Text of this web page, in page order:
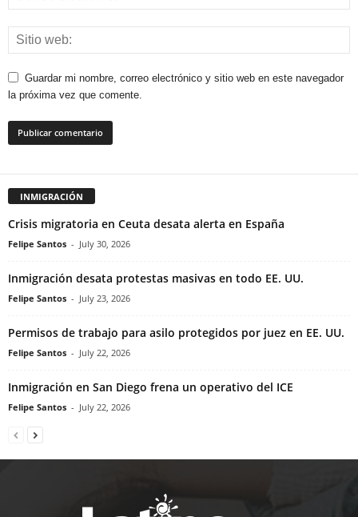
Guardar mi nombre, correo electrónico y sitio web en este navegador
la próxima vez que comente.
INMIGRACIÓN
Crisis migratoria en Ceuta desata alerta en España
Felipe Santos - July 30, 2026
Inmigración desata protestas masivas en todo EE. UU.
Felipe Santos - July 23, 2026
Permisos de trabajo para asilo protegidos por juez en EE. UU.
Felipe Santos - July 22, 2026
Inmigración en San Diego frena un operativo del ICE
Felipe Santos - July 22, 2026